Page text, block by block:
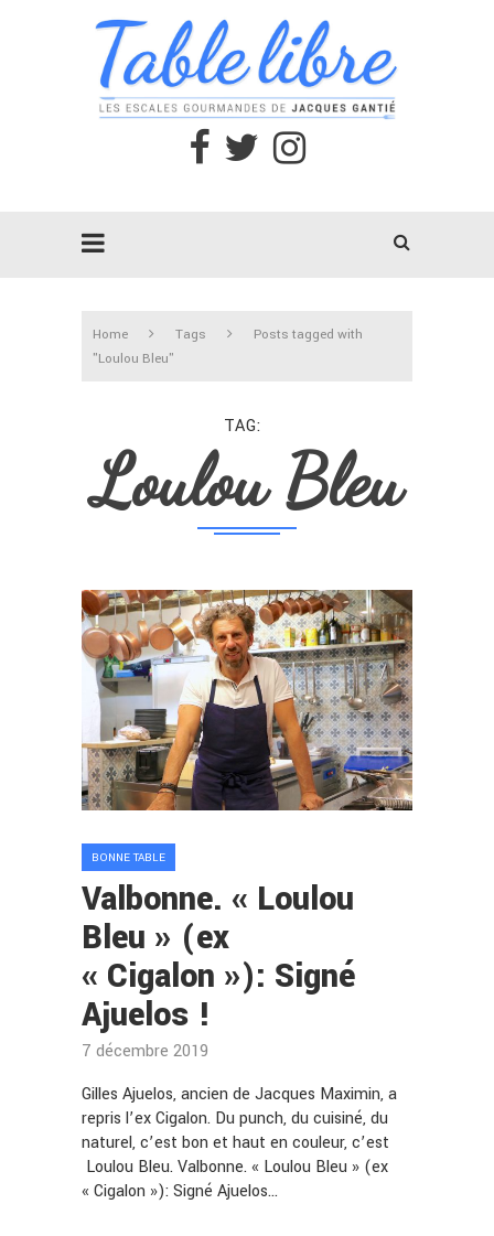
Home Tags
Posts tagged with
"Loulou Bleu"
TAG
Loulou Bleu
BONNE TABLE
Valbonne. « Loulou
Bleu » (ex
« Cigalon »): Signé
Ajuelos !
7 décembre 2019
Gilles Ajuelos, ancien de Jacques Maximin, a
repris l’ex Cigalon. Du punch, du cuisiné, du
naturel, c’est bon et haut en couleur, c’est
Loulou Bleu. Valbonne. « Loulou Bleu » (ex
« Cigalon »): Signé Ajuelos…